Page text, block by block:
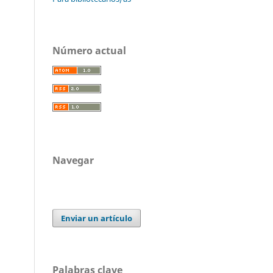
Número actual
Navegar
Enviar un artículo
Palabras clave